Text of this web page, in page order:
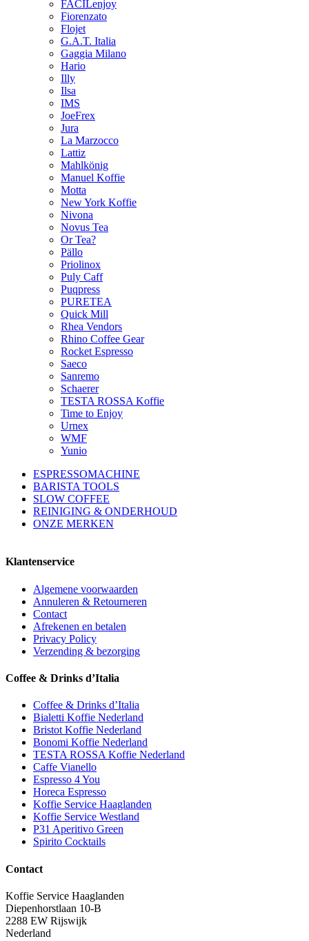
FACILenjoy
Fiorenzato
Flojet
G.A.T. Italia
Gaggia Milano
Hario
Illy
Ilsa
IMS
JoeFrex
Jura
La Marzocco
Lattiz
Mahlkönig
Manuel Koffie
Motta
New York Koffie
Nivona
Novus Tea
Or Tea?
Pällo
Priolinox
Puly Caff
Puqpress
PURETEA
Quick Mill
Rhea Vendors
Rhino Coffee Gear
Rocket Espresso
Saeco
Sanremo
Schaerer
TESTA ROSSA Koffie
Time to Enjoy
Urnex
WMF
Yunio
ESPRESSOMACHINE
BARISTA TOOLS
SLOW COFFEE
REINIGING & ONDERHOUD
ONZE MERKEN
Klantenservice
Algemene voorwaarden
Annuleren & Retourneren
Contact
Afrekenen en betalen
Privacy Policy
Verzending & bezorging
Coffee & Drinks d’Italia
Coffee & Drinks d’Italia
Bialetti Koffie Nederland
Bristot Koffie Nederland
Bonomi Koffie Nederland
TESTA ROSSA Koffie Nederland
Caffe Vianello
Espresso 4 You
Horeca Espresso
Koffie Service Haaglanden
Koffie Service Westland
P31 Aperitivo Green
Spirito Cocktails
Contact
Koffie Service Haaglanden
Diepenhorstlaan 10-B
2288 EW Rijswijk
Nederland